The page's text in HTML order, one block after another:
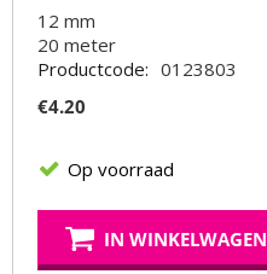
12 mm
20 meter
Productcode: 0123803
€4.20
Op voorraad
IN WINKELWAGEN